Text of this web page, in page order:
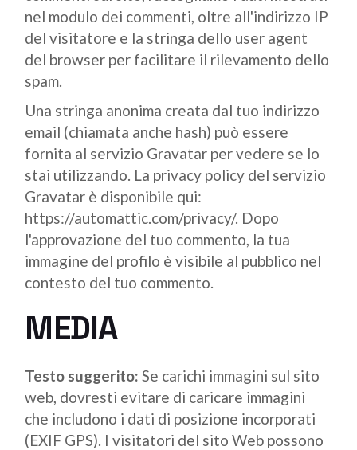
nel modulo dei commenti, oltre all'indirizzo IP
del visitatore e la stringa dello user agent
del browser per facilitare il rilevamento dello
spam.
Una stringa anonima creata dal tuo indirizzo
email (chiamata anche hash) può essere
fornita al servizio Gravatar per vedere se lo
stai utilizzando. La privacy policy del servizio
Gravatar è disponibile qui:
https://automattic.com/privacy/. Dopo
l'approvazione del tuo commento, la tua
immagine del profilo è visibile al pubblico nel
contesto del tuo commento.
MEDIA
Testo suggerito:Se carichi immagini sul sito
web, dovresti evitare di caricare immagini
che includono i dati di posizione incorporati
(EXIF GPS). I visitatori del sito Web possono